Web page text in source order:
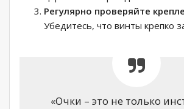
Регулярно проверяйте
Убедитесь, что винты крепко
«Очки – это не только